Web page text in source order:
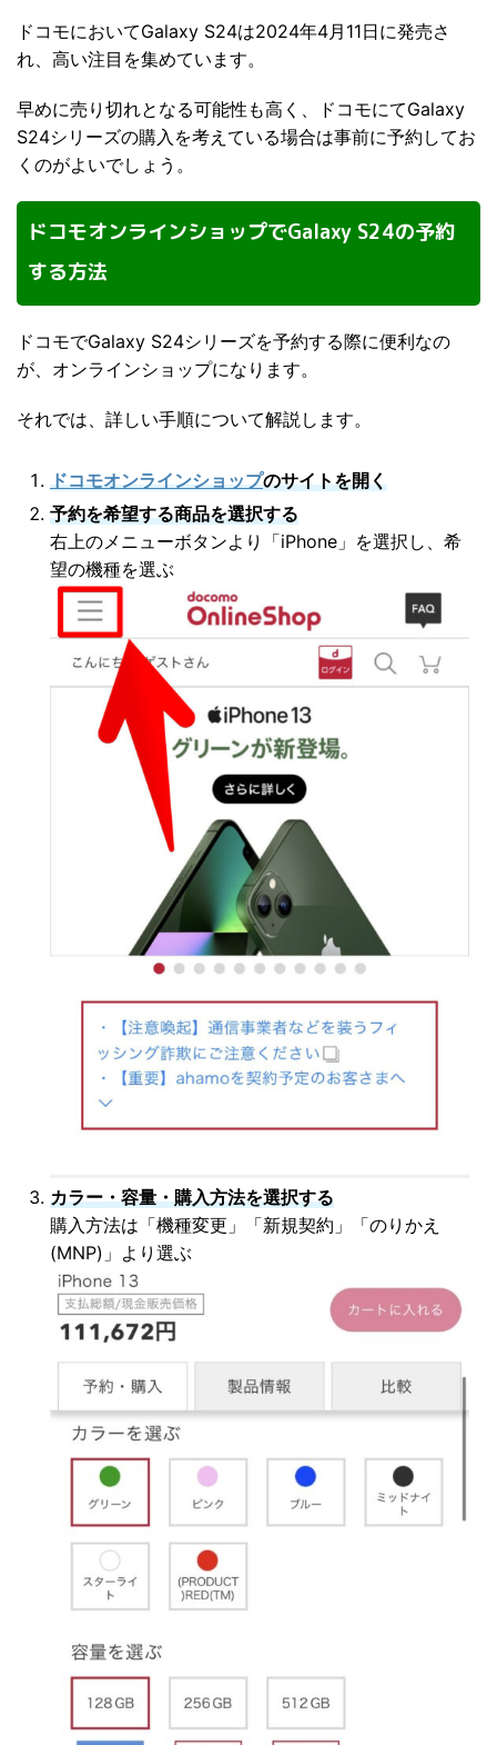
ドコモにおいてGalaxy S24は2024年4月11日に発売さ
れ、高い注目を集めています。
早めに売り切れとなる可能性も高く、ドコモにてGalaxy
S24シリーズの購入を考えている場合は事前に予約してお
くのがよいでしょう。
ドコモオンラインショップでGalaxy S24の予約
する方法
ドコモでGalaxy S24シリーズを予約する際に便利なの
が、オンラインショップになります。
それでは、詳しい手順について解説します。
ドコモオンラインショップのサイトを開く
予約を希望する商品を選択する
右上のメニューボタンより「iPhone」を選択し、希
望の機種を選ぶ
カラー・容量・購入方法を選択する
購入方法は「機種変更」「新規契約」「のりかえ
(MNP)」より選ぶ